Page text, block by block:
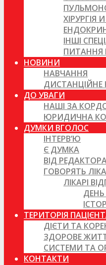
ХІРУРГІЯ
ІНШІ
ПИТАННЯ
НОВИНИ
НАВЧАННЯ
ДИСТАНЦІЙНЕ
ДО УВАГИ
НАШІ ЗА
ЮРИДИЧНА
ДУМКИ ВГОЛОС
ІНТЕРВ’Ю
Є ДУМКА
ВІД
ГОВОРЯТЬ
ЛІКАРІ
ДЕНЬ
ТЕРИТОРІЯ
ДІЄТИ ТА
ЗДОРОВЕ
СИСТЕМИ ТА
КОНТАКТИ